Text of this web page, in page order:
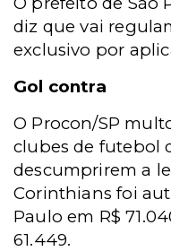
diz que vai
exclusivo por
Gol contra
O Procon/SP
clubes de futebol
descumprirem a
Corinthians foi
Paulo em R$
61.449.